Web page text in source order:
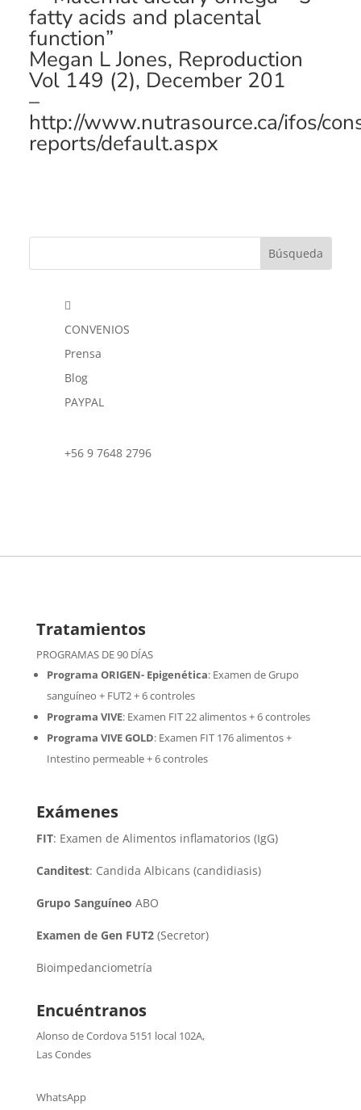
fatty acids and placental
function”
Megan L Jones, Reproduction
Vol 149 (2), December 201
–
http://www.nutrasource.ca/ifos/
reports/default.aspx

CONVENIOS
Prensa
Blog
PAYPAL
+56 9 7648 2796
Tratamientos
PROGRAMAS DE 90 DÍAS
Programa ORIGEN- Epigenética:Examen de Grupo
sanguíneo + FUT2 + 6 controles
Programa VIVE: Examen FIT 22 alimentos + 6 controles
Programa VIVE GOLD: Examen FIT 176 alimentos +
Intestino permeable + 6 controles
Exámenes
FIT: Examen de Alimentos inflamatorios (IgG)
Canditest: Candida Albicans (candidiasis)
Grupo Sanguíneo ABO
Examen de Gen FUT2(Secretor)
Bioimpedanciometría
Encuéntranos
Alonso de Cordova 5151 local 102A,
Las Condes
WhatsApp